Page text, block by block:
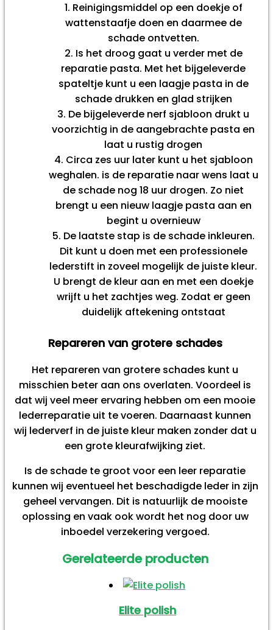
Reinigingsmiddel op een doekje of
wattenstaafje doen en daarmee de
schade ontvetten.
Is het droog gaat u verder met de
reparatie pasta. Met het bijgeleverde
spateltje kunt u een laagje pasta in de
schade drukken en glad strijken
De bijgeleverde nerf sjabloon drukt u
voorzichtig in de aangebrachte pasta en
laat u rustig drogen
Circa zes uur later kunt u het sjabloon
weghalen. is de reparatie naar wens laat u
de schade nog 18 uur drogen. Zo niet
brengt u een nieuw laagje pasta aan en
begint u overnieuw
De laatste stap is de schade inkleuren.
Dit kunt u doen met een professionele
lederstift in zoveel mogelijk de juiste kleur.
U brengt de kleur aan en met een doekje
wrijft u het zachtjes weg. Zodat er geen
duidelijk aftekening ontstaat
Repareren van grotere schades
Het repareren van grotere schades kunt u
misschien beter aan ons overlaten. Voordeel is
dat wij veel meer ervaring hebben om een mooie
lederreparatie uit te voeren. Daarnaast kunnen
wij lederverf in de juiste kleur maken zonder dat u
een grote kleurafwijking ziet.
Is de schade te groot voor een leer reparatie
kunnen wij eventueel het beschadigde leder in zijn
geheel vervangen. Dit is natuurlijk de mooiste
oplossing en vaak ook wordt het nog door uw
inboedel verzekering vergoed.
Gerelateerde producten
Elite polish